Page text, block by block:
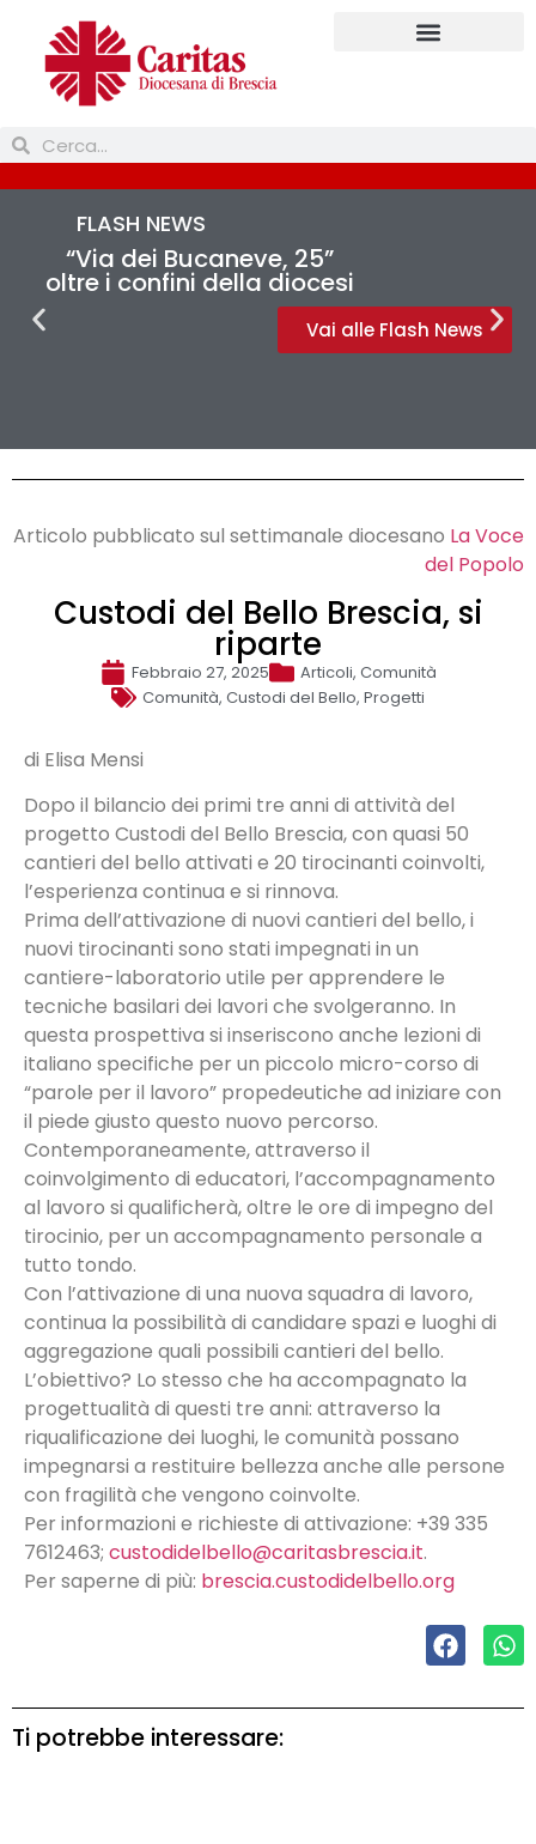
FLASH NEWS
“Via dei Bucaneve, 25”
oltre i confini della diocesi
Vai alle Flash News
Articolo pubblicato sul settimanale diocesano La Voce
del Popolo
Custodi del Bello Brescia, si
riparte
Febbraio 27, 2025 Articoli, Comunità
Comunità, Custodi del Bello, Progetti
di Elisa Mensi
Dopo il bilancio dei primi tre anni di attività del
progetto Custodi del Bello Brescia, con quasi 50
cantieri del bello attivati e 20 tirocinanti coinvolti,
l’esperienza continua e si rinnova.
Prima dell’attivazione di nuovi cantieri del bello, i
nuovi tirocinanti sono stati impegnati in un
cantiere-laboratorio utile per apprendere le
tecniche basilari dei lavori che svolgeranno. In
questa prospettiva si inseriscono anche lezioni di
italiano specifiche per un piccolo micro-corso di
“parole per il lavoro” propedeutiche ad iniziare con
il piede giusto questo nuovo percorso.
Contemporaneamente, attraverso il
coinvolgimento di educatori, l’accompagnamento
al lavoro si qualificherà, oltre le ore di impegno del
tirocinio, per un accompagnamento personale a
tutto tondo.
Con l’attivazione di una nuova squadra di lavoro,
continua la possibilità di candidare spazi e luoghi di
aggregazione quali possibili cantieri del bello.
L’obiettivo? Lo stesso che ha accompagnato la
progettualità di questi tre anni: attraverso la
riqualificazione dei luoghi, le comunità possano
impegnarsi a restituire bellezza anche alle persone
con fragilità che vengono coinvolte.
Per informazioni e richieste di attivazione: +39 335
7612463; custodidelbello@caritasbrescia.it.
Per saperne di più: brescia.custodidelbello.org
Ti potrebbe interessare: